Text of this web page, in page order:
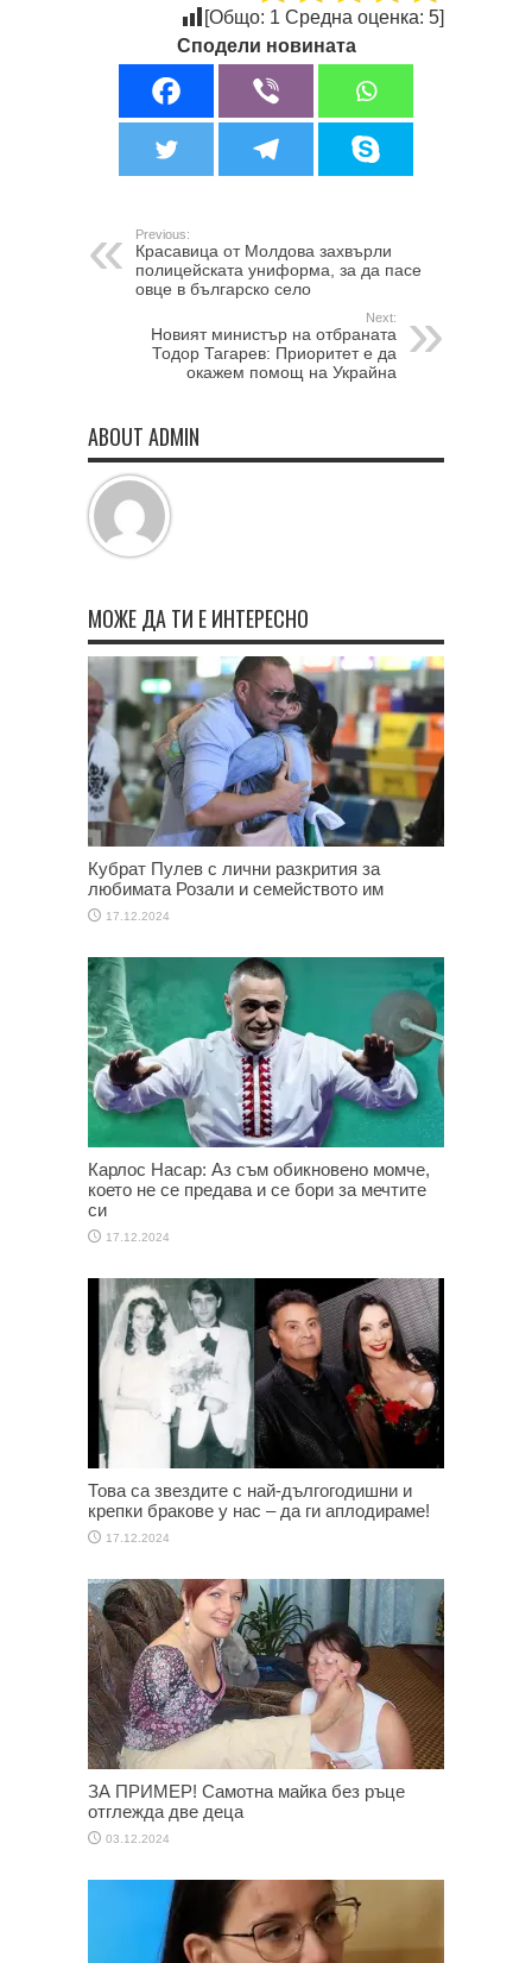
[Общо: 1 Средна оценка: 5]
Сподели новината
Previous:
Красавица от Молдова захвърли
полицейската униформа, за да пасе
овце в българско село
Next:
Новият министър на отбраната
Тодор Тагарев: Приоритет е да
окажем помощ на Украйна
ABOUT ADMIN
МОЖЕ ДА ТИ Е ИНТЕРЕСНО
Кубрат Пулев с лични разкрития за
любимата Розали и семейството им
17.12.2024
Карлос Насар: Аз съм обикновено момче,
което не се предава и се бори за мечтите
си
17.12.2024
Това са звездите с най-дългогодишни и
крепки бракове у нас – да ги аплодираме!
17.12.2024
ЗА ПРИМЕР! Самотна майка без ръце
отглежда две деца
03.12.2024